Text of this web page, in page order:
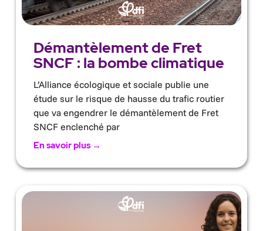
Démantèlement de Fret
SNCF : la bombe climatique
L’Alliance écologique et sociale publie une
étude sur le risque de hausse du trafic routier
que va engendrer le démantèlement de Fret
SNCF enclenché par
En savoir plus →